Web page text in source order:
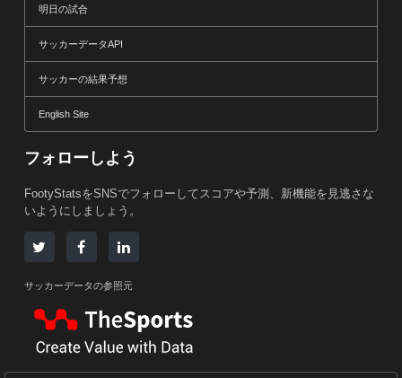
明日の試合
サッカーデータAPI
サッカーの結果予想
English Site
フォローしよう
FootyStatsをSNSでフォローしてスコアや予測、新機能を見逃さな
いようにしましょう。
サッカーデータの参照元